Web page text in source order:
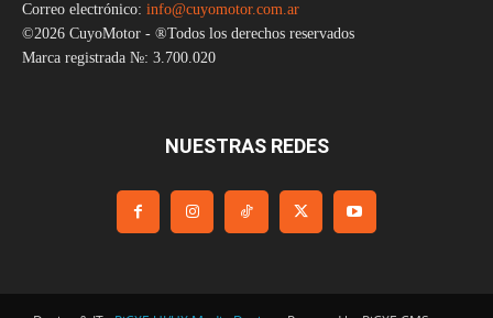
Correo electrónico: info@cuyomotor.com.ar
©2026 CuyoMotor - ®Todos los derechos reservados
Marca registrada №: 3.700.020
NUESTRAS REDES